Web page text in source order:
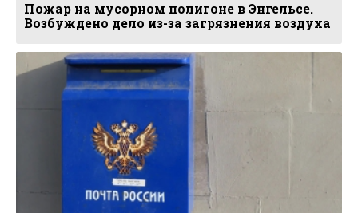
Пожар на мусорном полигоне в Энгельсе.
Возбуждено дело из-за загрязнения воздуха